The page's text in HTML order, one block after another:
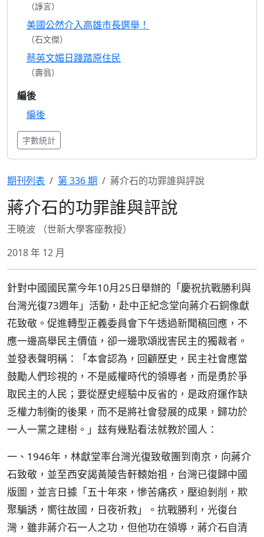
（諍言）
美國公然介入高雄市長選舉！
（石文傑）
蔡英文媚日踐踏原住民
（壽翁）
編後
編後
字數統計
期刊列表 第 336 期 蔣介石的功罪誰與評說
蔣介石的功罪誰與評說
王曉波 （世新大學客座教授）
2018 年 12 月
針對中國國民黨今年10月25日舉辦的「慶祝抗戰勝利與
台灣光復73週年」活動，赴中正紀念堂向蔣介石銅像獻
花致敬。促進轉型正義委員會下午透過新聞稿回應，不
應一邊高舉民主價值，卻一邊歌頌戕害民主的獨裁者。
並發表聲明稱：「本會認為，回顧歷史，民主社會應當
鼓勵人們珍視的，不是威權時代的領導者，而是勇於爭
取民主的人民；要從歷史經驗中反省的，是政府運作缺
乏權力制衡的後果，而不是將社會發展的成果，歸功於
一人一黨之建樹。」玆有幾點看法就教於國人：
一、1946年，林獻堂率台灣光復致敬團到南京，向蔣介
石致敬，並至西安謁黃陵告軒轅始祖，台灣已復歸中國
版圖，並言日據「五十年來，慘苦痛疚，壓迫剝削，欺
聚騙誘，嚮往故國，日夜祈救」。抗戰勝利，光復台
灣，雖非蔣介石一人之功，但他功在領導，蔣介石自清